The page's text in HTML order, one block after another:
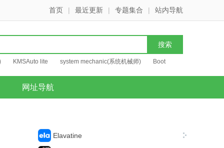
首页 | 最近更新 | 专题集合 | 站内导航
KMSAuto lite system mechanic(系统机械师) Boot
网址导航
Elavatine